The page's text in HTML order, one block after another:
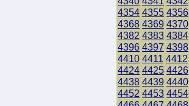
4354 4355 4356
4368 4369 4370
4382 4383 4384
4396 4397 4398
4410 4411 4412
4424 4425 4426
4438 4439 4440
4452 4453 4454